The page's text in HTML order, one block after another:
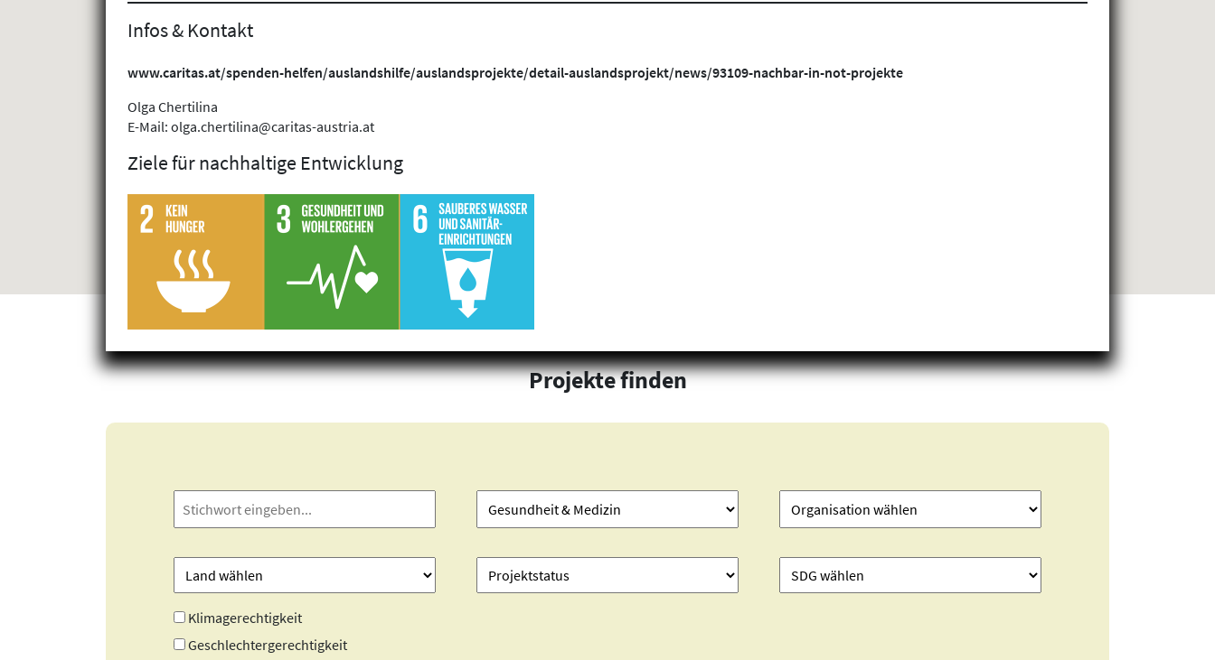
Projekte finden
Klimagerechtigkeit
Geschlechtergerechtigkeit
Infos & Kontakt
www.caritas.at/spenden-helfen/auslandshilfe/auslandsprojekte/detail-auslandsprojekt/news/93109-nachbar-in-not-projekte
Olga Chertilina
E-Mail: olga.chertilina@caritas-austria.at
Ziele für nachhaltige Entwicklung